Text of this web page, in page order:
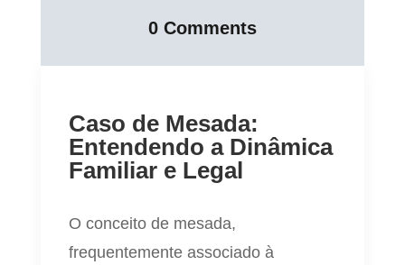
0 Comments
Caso de Mesada:
Entendendo a Dinâmica
Familiar e Legal
O conceito de mesada,
frequentemente associado à